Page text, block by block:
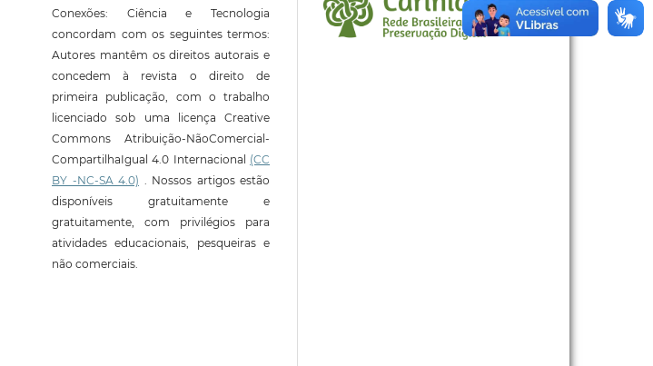
Conexões: Ciência e Tecnologia
concordam com os seguintes termos:
Autores mantêm os direitos autorais e
concedem à revista o direito de
primeira publicação, com o trabalho
licenciado sob uma licença Creative
Commons Atribuição-NãoComercial-
CompartilhaIgual 4.0 Internacional (CC
BY -NC-SA 4.0) . Nossos artigos estão
disponíveis gratuitamente e
gratuitamente, com privilégios para
atividades educacionais, pesqueiras e
não comerciais.